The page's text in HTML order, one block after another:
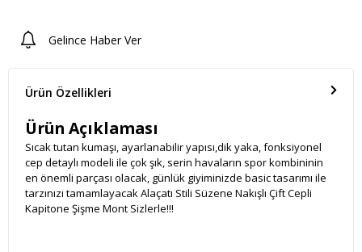
Gelince Haber Ver
Ürün Özellikleri
Ürün Açıklaması
Sıcak tutan kumaşı, ayarlanabilir yapısı,dik yaka, fonksiyonel
cep detaylı modeli ile çok şık, serin havaların spor kombininin
en önemli parçası olacak, günlük giyiminizde basic tasarımı ile
tarzınızı tamamlayacak Alaçatı Stili Süzene Nakışlı Çift Cepli
Kapitone Şişme Mont Sizlerle!!!